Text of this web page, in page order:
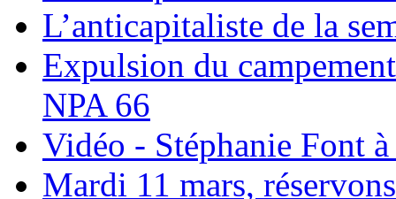
L’anticapitaliste de la
Expulsion du
NPA 66
Vidéo - Stéphanie Font
Mardi 11 mars,